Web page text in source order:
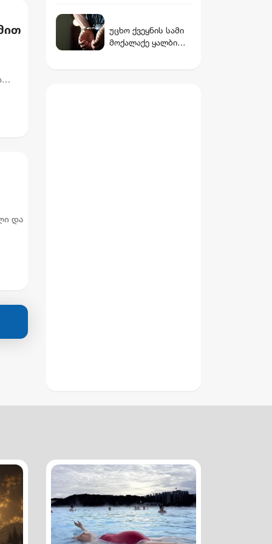
და
სარგებლობა
უფასოა, ხოლო
უცხო ქვეყნის სამი
მოქალაქე ყალბი